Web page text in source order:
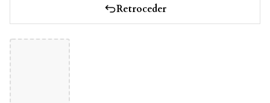
Retroceder